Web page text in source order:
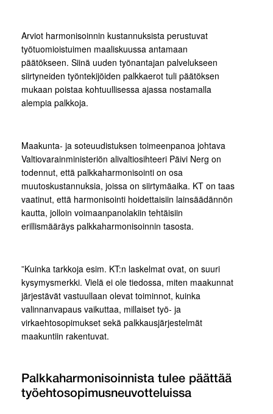
Arviot harmonisoinnin kustannuksista perustuvat
työtuomioistuimen maaliskuussa antamaan
päätökseen. Siinä uuden työnantajan palvelukseen
siirtyneiden työntekijöiden palkkaerot tuli päätöksen
mukaan poistaa kohtuullisessa ajassa nostamalla
alempia palkkoja.
Maakunta- ja soteuudistuksen toimeenpanoa johtava
Valtiovarainministeriön alivaltiosihteeri Päivi Nerg on
todennut, että palkkaharmonisointi on osa
muutoskustannuksia, joissa on siirtymäaika. KT on taas
vaatinut, että harmonisointi hoidettaisiin lainsäädännön
kautta, jolloin voimaanpanolakiin tehtäisiin
erillismääräys palkkaharmonisoinnin tasosta.
”Kuinka tarkkoja esim. KT:n laskelmat ovat, on suuri
kysymysmerkki. Vielä ei ole tiedossa, miten maakunnat
järjestävät vastuullaan olevat toiminnot, kuinka
valinnanvapaus vaikuttaa, millaiset työ- ja
virkaehtosopimukset sekä palkkausjärjestelmät
maakuntiin rakentuvat.
Palkkaharmonisoinnista tulee päättää
työehtosopimusneuvotteluissa